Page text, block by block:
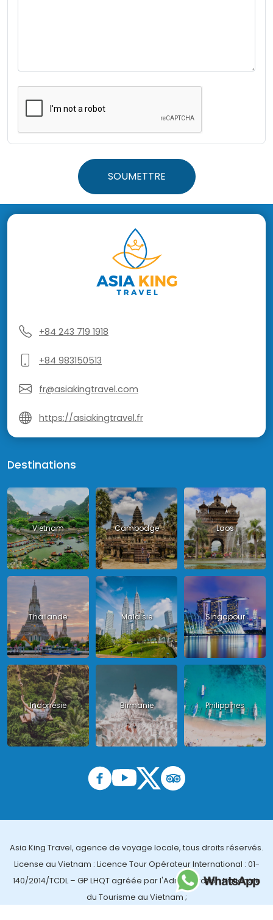
SOUMETTRE
+84 243 719 1918
+84 983150513
fr@asiakingtravel.com
https://asiakingtravel.fr
Destinations
Vietnam Cambodge Laos
Thailande Malaisie Singapour
Indonésie Birmanie Philippines
Asia King Travel, agence de voyage locale, tous droits réservés.
License au Vietnam : Licence Tour Opérateur International : 01-
140/2014/TCDL – GP LHQT agréée par l'Administration Nationale
du Tourisme au Vietnam ;